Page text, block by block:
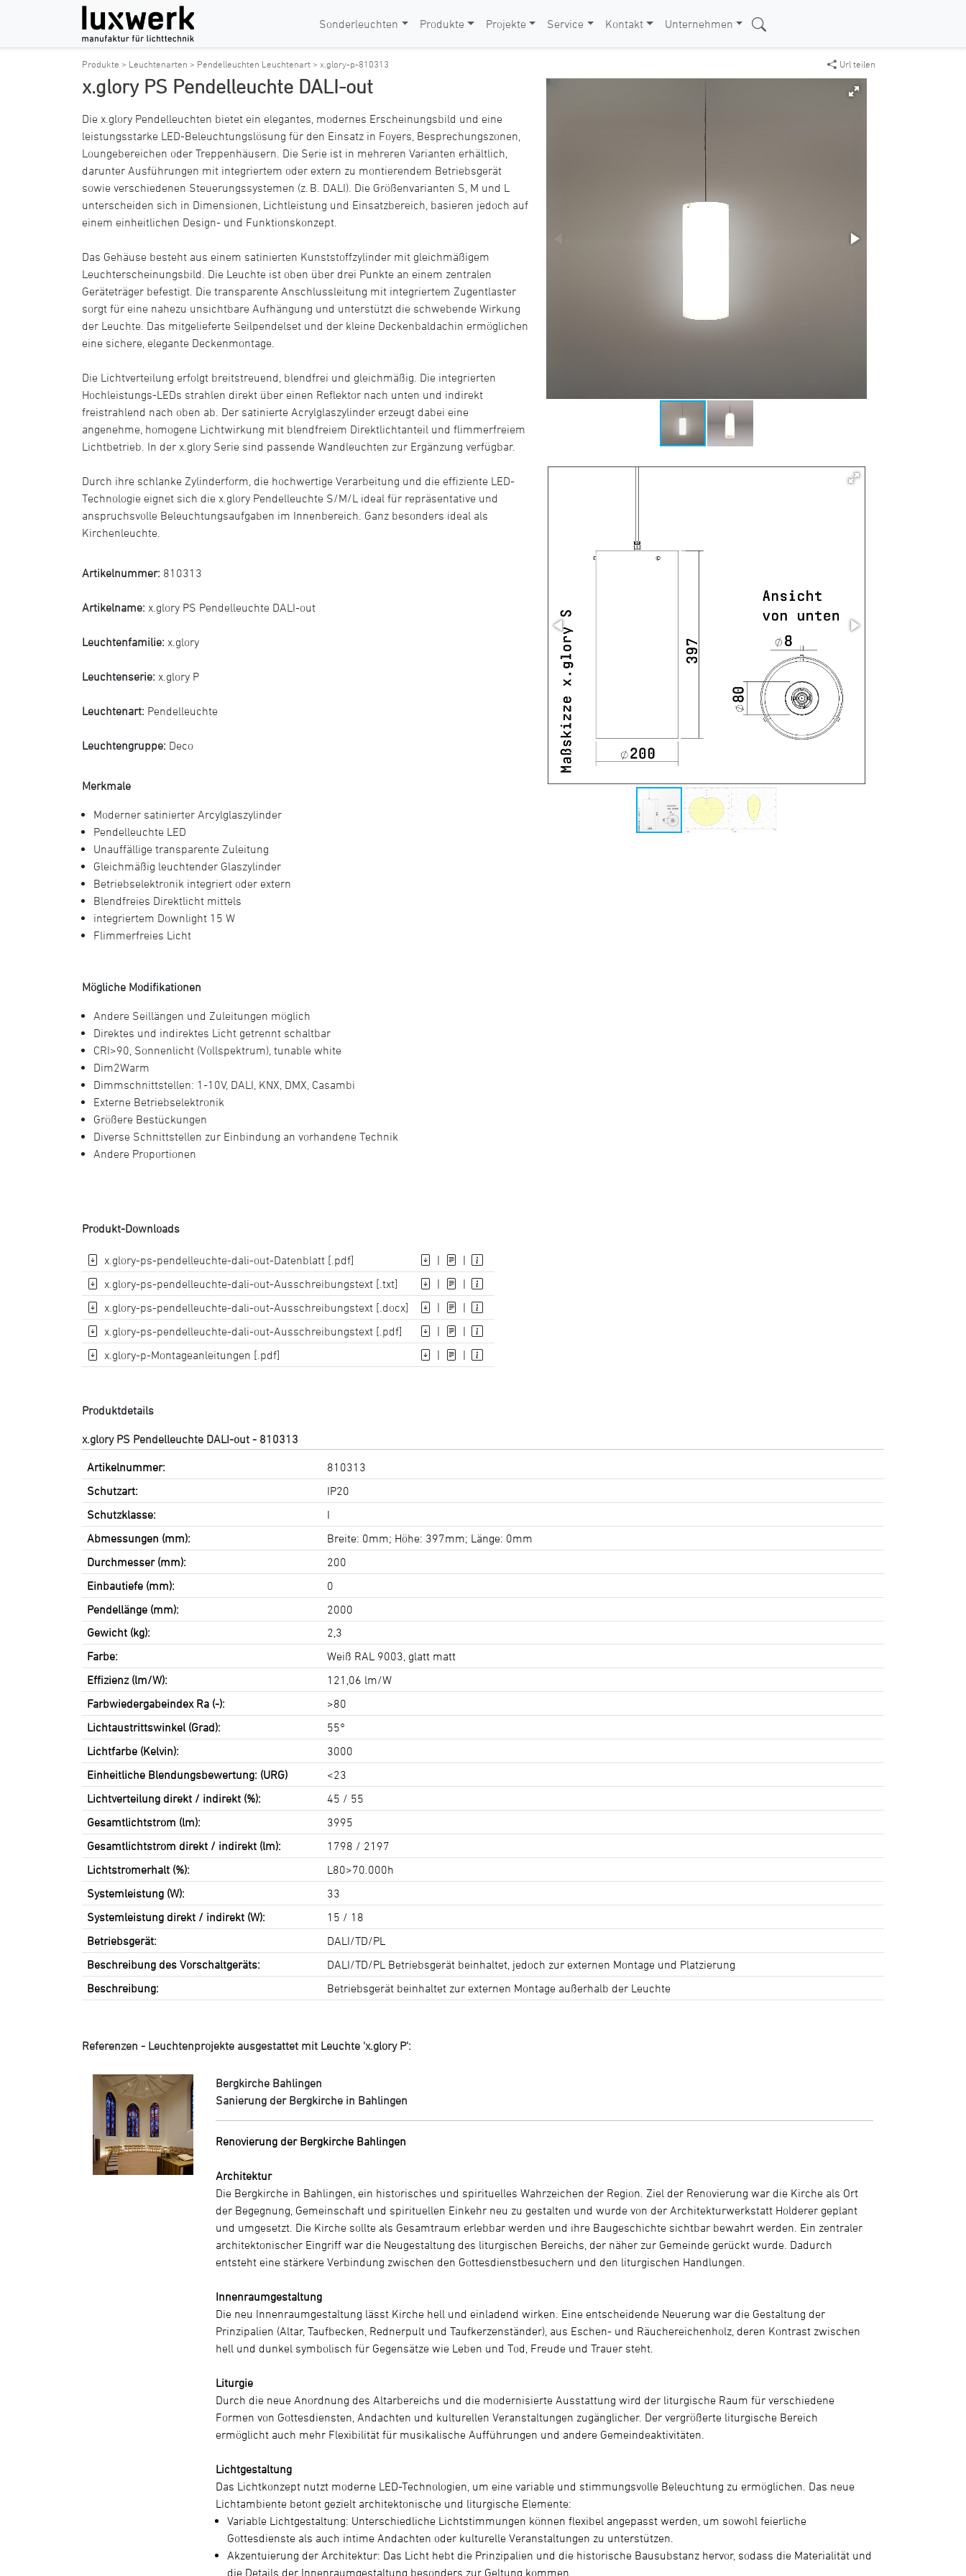
Sonderleuchten Produkte Projekte Service Kontakt Unternehmen
Produkte > Leuchtenarten > Pendelleuchten Leuchtenart > x.glory-p-810313 Url teilen
x.glory PS Pendelleuchte DALI-out
Die x.glory Pendelleuchten bietet ein elegantes, modernes Erscheinungsbild und eine
leistungsstarke LED-Beleuchtungslösung für den Einsatz in Foyers, Besprechungszonen,
Loungebereichen oder Treppenhäusern. Die Serie ist in mehreren Varianten erhältlich,
darunter Ausführungen mit integriertem oder extern zu montierendem Betriebsgerät
sowie verschiedenen Steuerungssystemen (z. B. DALI). Die Größenvarianten S, M und L
unterscheiden sich in Dimensionen, Lichtleistung und Einsatzbereich, basieren jedoch auf
einem einheitlichen Design- und Funktionskonzept.
Das Gehäuse besteht aus einem satinierten Kunststoffzylinder mit gleichmäßigem
Leuchterscheinungsbild. Die Leuchte ist oben über drei Punkte an einem zentralen
Geräteträger befestigt. Die transparente Anschlussleitung mit integriertem Zugentlaster
sorgt für eine nahezu unsichtbare Aufhängung und unterstützt die schwebende Wirkung
der Leuchte. Das mitgelieferte Seilpendelset und der kleine Deckenbaldachin ermöglichen
eine sichere, elegante Deckenmontage.
Die Lichtverteilung erfolgt breitstreuend, blendfrei und gleichmäßig. Die integrierten
Hochleistungs-LEDs strahlen direkt über einen Reflektor nach unten und indirekt
freistrahlend nach oben ab. Der satinierte Acrylglaszylinder erzeugt dabei eine
angenehme, homogene Lichtwirkung mit blendfreiem Direktlichtanteil und flimmerfreiem
Lichtbetrieb. In der x.glory Serie sind passende Wandleuchten zur Ergänzung verfügbar.
Durch ihre schlanke Zylinderform, die hochwertige Verarbeitung und die effiziente LED-
Technologie eignet sich die x.glory Pendelleuchte S/M/L ideal für repräsentative und
anspruchsvolle Beleuchtungsaufgaben im Innenbereich. Ganz besonders ideal als
Kirchenleuchte.
Artikelnummer: 810313
Artikelname: x.glory PS Pendelleuchte DALI-out
Leuchtenfamilie: x.glory
Leuchtenserie: x.glory P
Leuchtenart: Pendelleuchte
Leuchtengruppe: Deco
Merkmale
Moderner satinierter Arcylglaszylinder
Pendelleuchte LED
Unauffällige transparente Zuleitung
Gleichmäßig leuchtender Glaszylinder
Betriebselektronik integriert oder extern
Blendfreies Direktlicht mittels
integriertem Downlight 15 W
Flimmerfreies Licht
Mögliche Modifikationen
Andere Seillängen und Zuleitungen möglich
Direktes und indirektes Licht getrennt schaltbar
CRI>90, Sonnenlicht (Vollspektrum), tunable white
Dim2Warm
Dimmschnittstellen: 1-10V, DALI, KNX, DMX, Casambi
Externe Betriebselektronik
Größere Bestückungen
Diverse Schnittstellen zur Einbindung an vorhandene Technik
Andere Proportionen
Produkt-Downloads
x.glory-ps-pendelleuchte-dali-out-Datenblatt [.pdf] |
|
x.glory-ps-pendelleuchte-dali-out-Ausschreibungstext [.txt]
|
|
x.glory-ps-pendelleuchte-dali-out-Ausschreibungstext [.docx]
|
|
x.glory-ps-pendelleuchte-dali-out-Ausschreibungstext [.pdf]
|
|
x.glory-p-Montageanleitungen [.pdf]
| |
Produktdetails
x.glory PS Pendelleuchte DALI-out - 810313
Artikelnummer:
810313
Schutzart:
IP20
Schutzklasse:
I
Abmessungen (mm):
Breite: 0mm; Höhe: 397mm; Länge: 0mm
Durchmesser (mm):
200
Einbautiefe (mm):
0
Pendellänge (mm):
2000
Gewicht (kg):
2,3
Farbe:
Weiß RAL 9003, glatt matt
Effizienz (lm/W):
121,06 lm/W
Farbwiedergabeindex Ra (-):
>80
Lichtaustrittswinkel (Grad):
55°
Lichtfarbe (Kelvin):
3000
Einheitliche Blendungsbewertung: (URG)
<23
Lichtverteilung direkt / indirekt (%):
45 / 55
Gesamtlichtstrom (lm):
3995
Gesamtlichtstrom direkt / indirekt (lm):
1798 / 2197
Lichtstromerhalt (%):
L80>70.000h
Systemleistung (W):
33
Systemleistung direkt / indirekt (W):
15 / 18
Betriebsgerät:
DALI/TD/PL
Beschreibung des Vorschaltgeräts:
DALI/TD/PL Betriebsgerät beinhaltet, jedoch zur externen Montage und Platzierung
Beschreibung:
Betriebsgerät beinhaltet zur externen Montage außerhalb der Leuchte
Referenzen - Leuchtenprojekte ausgestattet mit Leuchte 'x.glory P':
Bergkirche Bahlingen
Sanierung der Bergkirche in Bahlingen
Renovierung der Bergkirche Bahlingen
Architektur
Die Bergkirche in Bahlingen, ein historisches und spirituelles Wahrzeichen der Region. Ziel der Renovierung war die Kirche als Ort
der Begegnung, Gemeinschaft und spirituellen Einkehr neu zu gestalten und wurde von der Architekturwerkstatt Holderer geplant
und umgesetzt. Die Kirche sollte als Gesamtraum erlebbar werden und ihre Baugeschichte sichtbar bewahrt werden. Ein zentraler
architektonischer Eingriff war die Neugestaltung des liturgischen Bereichs, der näher zur Gemeinde gerückt wurde. Dadurch
entsteht eine stärkere Verbindung zwischen den Gottesdienstbesuchern und den liturgischen Handlungen.
Innenraumgestaltung
Die neu Innenraumgestaltung lässt Kirche hell und einladend wirken. Eine entscheidende Neuerung war die Gestaltung der
Prinzipalien (Altar, Taufbecken, Rednerpult und Taufkerzenständer), aus Eschen- und Räuchereichenholz, deren Kontrast zwischen
hell und dunkel symbolisch für Gegensätze wie Leben und Tod, Freude und Trauer steht.
Liturgie
Durch die neue Anordnung des Altarbereichs und die modernisierte Ausstattung wird der liturgische Raum für verschiedene
Formen von Gottesdiensten, Andachten und kulturellen Veranstaltungen zugänglicher. Der vergrößerte liturgische Bereich
ermöglicht auch mehr Flexibilität für musikalische Aufführungen und andere Gemeindeaktivitäten.
Lichtgestaltung
Das Lichtkonzept nutzt moderne LED-Technologien, um eine variable und stimmungsvolle Beleuchtung zu ermöglichen. Das neue
Lichtambiente betont gezielt architektonische und liturgische Elemente:
Variable Lichtgestaltung: Unterschiedliche Lichtstimmungen können flexibel angepasst werden, um sowohl feierliche
Gottesdienste als auch intime Andachten oder kulturelle Veranstaltungen zu unterstützen.
Akzentuierung der Architektur: Das Licht hebt die Prinzipalien und die historische Bausubstanz hervor, sodass die Materialität und
die Details der Innenraumgestaltung besonders zur Geltung kommen.